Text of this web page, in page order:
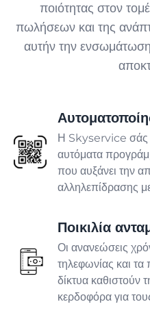
Термінал by Mono
Απόκτηση μέσω smartphone
Εμπειρία από
Ενσωματώσεις
επιχείρησή
Λίστα ενσωματώσεων
Πάω
Κατάστημα
ΠΑΡΑΓΩΓΉ
Αρτοποιείο
Ζαχαροπλαστική
ΥΠΗΡΕΣΊΕΣ
ποιότητας στον
πωλήσεων και της
αυτήν την
Η Skyservice σάς
αυτόματα
που αυξάνει την
αλληλεπίδρασης
Ποικιλία
Οι ανανεώσεις
τηλεφωνίας και τα
δίκτυα καθιστούν
κερδοφόρα για